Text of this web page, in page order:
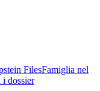
FilesFamiglia nel
i dossier